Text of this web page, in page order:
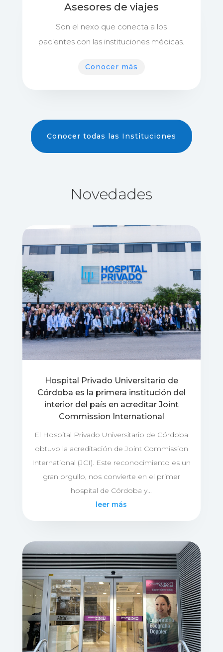
Asesores de viajes
Son el nexo que conecta a los
pacientes con las instituciones médicas.
Conocer más
Conocer todas las Instituciones
Novedades
Hospital Privado Universitario de
Córdoba es la primera institución del
interior del país en acreditar Joint
Commission International
El Hospital Privado Universitario de Córdoba
obtuvo la acreditación de Joint Commission
International (JCI). Este reconocimiento es un
gran orgullo, nos convierte en el primer
hospital de Córdoba y...
leer más